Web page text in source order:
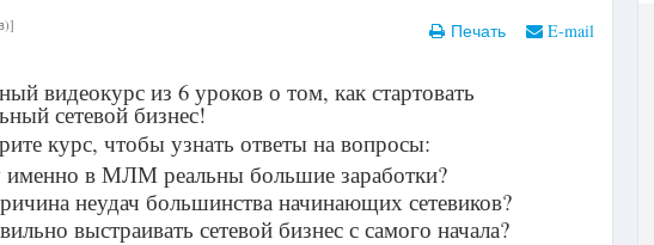
Печать E-mail
видеокурс из 6 уроков о том, как стартовать
сетевой бизнес!
курс, чтобы узнать ответы на вопросы:
в МЛМ реальны большие заработки?
неудач большинства начинающих сетевиков?
выстраивать сетевой бизнес с самого начала?